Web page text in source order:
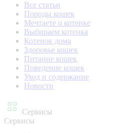
Все статьи
Породы кошек
Мечтаете о котенке
Выбираем котенка
Котенок дома
Здоровье кошек
Питание кошек
Поведение кошек
Уход и содержание
Новости
Сервисы
Сервисы